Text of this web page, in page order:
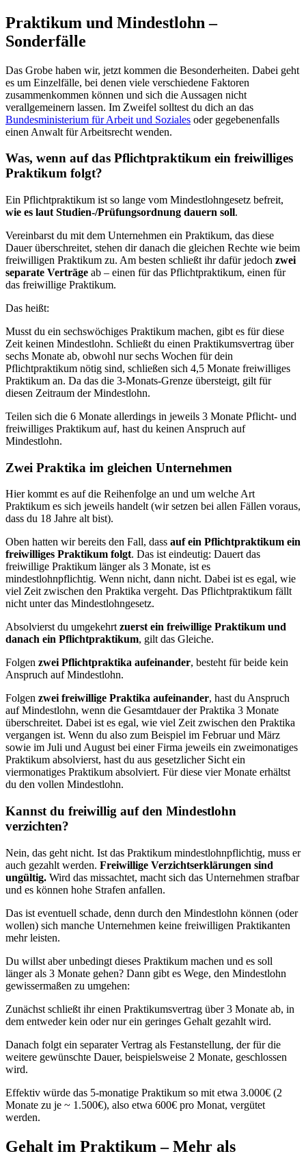
Praktikum und Mindestlohn –
Sonderfälle
Das Grobe haben wir, jetzt kommen die Besonderheiten. Dabei geht
es um Einzelfälle, bei denen viele verschiedene Faktoren
zusammenkommen können und sich die Aussagen nicht
verallgemeinern lassen. Im Zweifel solltest du dich an das
Bundesministerium für Arbeit und Soziales oder gegebenenfalls
einen Anwalt für Arbeitsrecht wenden.
Was, wenn auf das Pflichtpraktikum ein freiwilliges
Praktikum folgt?
Ein Pflichtpraktikum ist so lange vom Mindestlohngesetz befreit,
wie es laut Studien-/Prüfungsordnung dauern soll.
Vereinbarst du mit dem Unternehmen ein Praktikum, das diese
Dauer überschreitet, stehen dir danach die gleichen Rechte wie beim
freiwilligen Praktikum zu. Am besten schließt ihr dafür jedoch zwei
separate Verträge ab – einen für das Pflichtpraktikum, einen für
das freiwillige Praktikum.
Das heißt:
Musst du ein sechswöchiges Praktikum machen, gibt es für diese
Zeit keinen Mindestlohn. Schließt du einen Praktikumsvertrag über
sechs Monate ab, obwohl nur sechs Wochen für dein
Pflichtpraktikum nötig sind, schließen sich 4,5 Monate freiwilliges
Praktikum an. Da das die 3-Monats-Grenze übersteigt, gilt für
diesen Zeitraum der Mindestlohn.
Teilen sich die 6 Monate allerdings in jeweils 3 Monate Pflicht- und
freiwilliges Praktikum auf, hast du keinen Anspruch auf
Mindestlohn.
Zwei Praktika im gleichen Unternehmen
Hier kommt es auf die Reihenfolge an und um welche Art
Praktikum es sich jeweils handelt (wir setzen bei allen Fällen voraus,
dass du 18 Jahre alt bist).
Oben hatten wir bereits den Fall, dass auf ein Pflichtpraktikum ein
freiwilliges Praktikum folgt. Das ist eindeutig: Dauert das
freiwillige Praktikum länger als 3 Monate, ist es
mindestlohnpflichtig. Wenn nicht, dann nicht. Dabei ist es egal, wie
viel Zeit zwischen den Praktika vergeht. Das Pflichtpraktikum fällt
nicht unter das Mindestlohngesetz.
Absolvierst du umgekehrtzuerst ein freiwillige Praktikum und
danach ein Pflichtpraktikum, gilt das Gleiche.
Folgen zwei Pflichtpraktika aufeinander, besteht für beide kein
Anspruch auf Mindestlohn.
Folgen zwei freiwillige Praktika aufeinander, hast du Anspruch
auf Mindestlohn, wenn die Gesamtdauer der Praktika 3 Monate
überschreitet. Dabei ist es egal, wie viel Zeit zwischen den Praktika
vergangen ist. Wenn du also zum Beispiel im Februar und März
sowie im Juli und August bei einer Firma jeweils ein zweimonatiges
Praktikum absolvierst, hast du aus gesetzlicher Sicht ein
viermonatiges Praktikum absolviert. Für diese vier Monate erhältst
du den vollen Mindestlohn.
Kannst du freiwillig auf den Mindestlohn
verzichten?
Nein, das geht nicht. Ist das Praktikum mindestlohnpflichtig, muss er
auch gezahlt werden. Freiwillige Verzichtserklärungen sind
ungültig. Wird das missachtet, macht sich das Unternehmen strafbar
und es können hohe Strafen anfallen.
Das ist eventuell schade, denn durch den Mindestlohn können (oder
wollen) sich manche Unternehmen keine freiwilligen Praktikanten
mehr leisten.
Du willst aber unbedingt dieses Praktikum machen und es soll
länger als 3 Monate gehen? Dann gibt es Wege, den Mindestlohn
gewissermaßen zu umgehen:
Zunächst schließt ihr einen Praktikumsvertrag über 3 Monate ab, in
dem entweder kein oder nur ein geringes Gehalt gezahlt wird.
Danach folgt ein separater Vertrag als Festanstellung, der für die
weitere gewünschte Dauer, beispielsweise 2 Monate, geschlossen
wird.
Effektiv würde das 5-monatige Praktikum so mit etwa 3.000€ (2
Monate zu je ~ 1.500€), also etwa 600€ pro Monat, vergütet
werden.
Gehalt im Praktikum – Mehr als